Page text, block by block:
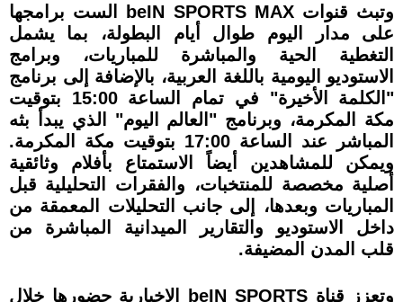
وتبث قنوات beIN SPORTS MAX الست برامجها
على مدار اليوم طوال أيام البطولة، بما يشمل
التغطية الحية والمباشرة للمباريات، وبرامج
الاستوديو اليومية باللغة العربية، بالإضافة إلى برنامج
"الكلمة الأخيرة" في تمام الساعة 15:00 بتوقيت
مكة المكرمة، وبرنامج "العالم اليوم" الذي يبدأ بثه
المباشر عند الساعة 17:00 بتوقيت مكة المكرمة.
ويمكن للمشاهدين أيضاً الاستمتاع بأفلام وثائقية
أصلية مخصصة للمنتخبات، والفقرات التحليلية قبل
المباريات وبعدها، إلى جانب التحليلات المعمقة من
داخل الاستوديو والتقارير الميدانية المباشرة من
قلب المدن المضيفة.
وتعزز قناة beIN SPORTS الإخبارية حضورها خلال